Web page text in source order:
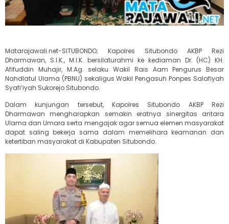
Matarajawali.net-SITUBONDO; Kapolres Situbondo AKBP Rezi
Dharmawan, S.I.K., M.I.K. bersilaturahmi ke kediaman Dr. (HC) KH.
Afifuddin Muhajir, M.Ag. selaku Wakil Rais Aam Pengurus Besar
Nahdlatul Ulama (PBNU) sekaligus Wakil Pengasuh Ponpes Salafiyah
Syafi’iyah Sukorejo Situbondo.
Dalam kunjungan tersebut, Kapolres Situbondo AKBP Rezi
Dharmawan mengharapkan semakin eratnya sinergitas antara
Ulama dan Umara serta mengajak agar semua elemen masyarakat
dapat saling bekerja sama dalam memelihara keamanan dan
ketertiban masyarakat di Kabupaten Situbondo.